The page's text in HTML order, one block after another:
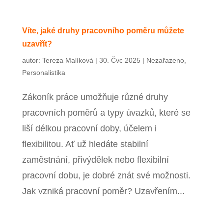
Víte, jaké druhy pracovního poměru můžete
uzavřít?
autor: Tereza Malíková | 30. Čvc 2025 | Nezařazeno,
Personalistika
Zákoník práce umožňuje různé druhy
pracovních poměrů a typy úvazků, které se
liší délkou pracovní doby, účelem i
flexibilitou. Ať už hledáte stabilní
zaměstnání, přivýdělek nebo flexibilní
pracovní dobu, je dobré znát své možnosti.
Jak vzniká pracovní poměr? Uzavřením...